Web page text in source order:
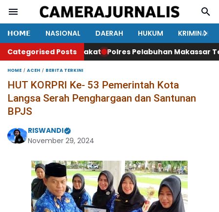
𝗛𝗢𝗠𝗘 NASIONAL DAERAH HUKUM
KRIMINAL
Categorised Posts
Beban Masyarakat Polres Pelabuhan Makassar
HOME ACEH BERITA TERKINI
HUT KORPRI Ke- 53 Pemerintah Kota
Langsa Serah Penghargaan dan Santunan
BPJS
RISWANDI
November 29, 2024